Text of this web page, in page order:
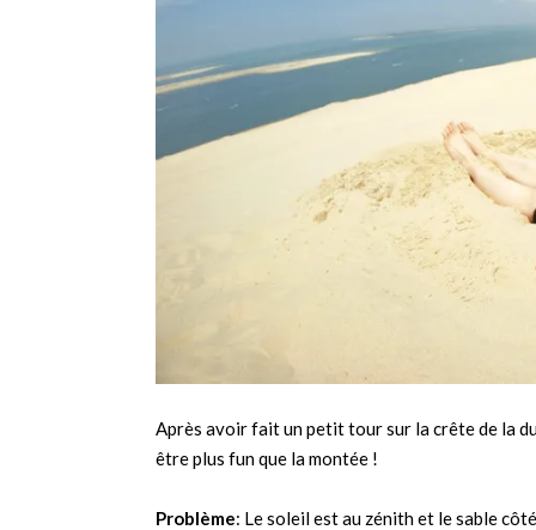
Après avoir fait un petit tour sur la crête de la
être plus fun que la montée !
Problème: Le soleil est au zénith et le sable